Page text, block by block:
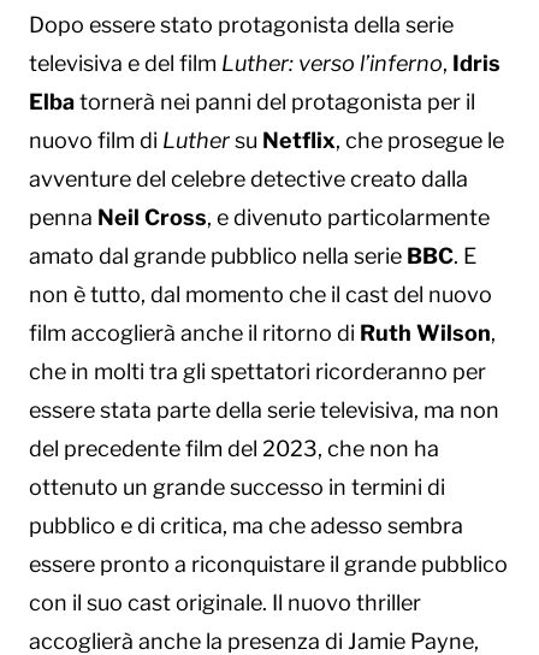
Dopo essere stato protagonista della serie
televisiva e del film Luther: verso l’inferno, Idris
Elbatornerà nei panni del protagonista per il
nuovo film di Luthersu Netflix, che prosegue le
avventure del celebre detective creato dalla
penna Neil Cross, e divenuto particolarmente
amato dal grande pubblico nella serie BBC. E
non è tutto, dal momento che il cast del nuovo
film accoglierà anche il ritorno di Ruth Wilson,
che in molti tra gli spettatori ricorderanno per
essere stata parte della serie televisiva, ma non
del precedente film del 2023, che non ha
ottenuto un grande successo in termini di
pubblico e di critica, ma che adesso sembra
essere pronto a riconquistare il grande pubblico
con il suo cast originale. Il nuovo thriller
accoglierà anche la presenza di Jamie Payne,